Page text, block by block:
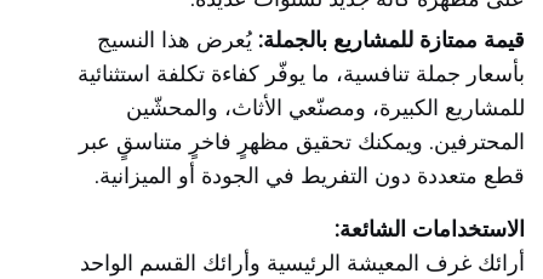
قيمة ممتازة للمشاريع بالجملة: يُعرض هذا النسيج
بأسعار جملة تنافسية، ما يوفّر كفاءة تكلفة استثنائية
للمشاريع الكبيرة، ومصنّعي الأثاث، والمحشّين
المحترفين. ويمكنك تحقيق مظهرٍ فاخرٍ متناسقٍ عبر
قطع متعددة دون التفريط في الجودة أو الميزانية.
الاستخدامات الشائعة:
أرائك غرف المعيشة الرئيسية وأرائك القسم الواحد